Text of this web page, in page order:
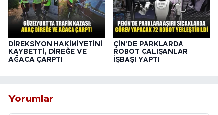
DİREKSİYON HAKİMİYETİNİ
KAYBETTİ, DİREĞE VE
AĞACA ÇARPTI
ÇİN'DE PARKLARDA
ROBOT ÇALIŞANLAR
İŞBAŞI YAPTI
Yorumlar